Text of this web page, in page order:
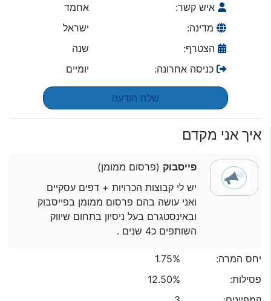
איש קשר:
אחמד
מדינה:
ישראל
הצטרף:
שנה
כניסה אחרונה:
יומיים
שלח הודעה
איך אני מקדם
פייסבוק (פרסום ממומן)
יש לי קבוצות הכרויות + דפים עסקיים
ואני עושה בהם פרסום ממומן בפייסבוק
ובאינסטגרם בעל ניסיון בתחום שיווק
השותפים כ4 שנים .
יחס המרה:
1.75%
פסילות:
12.50%